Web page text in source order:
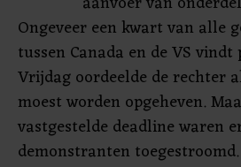
Ongeveer een kwart van alle
tussen Canada en de VS
Vrijdag oordeelde de rechter
moest worden opgeheven.
vastgestelde deadline waren
demonstranten toegestroomd.